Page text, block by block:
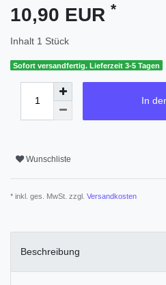
10,90 EUR *
Inhalt 1 Stück
Sofort versandfertig. Lieferzeit 3-5 Tagen
In
Wunschliste
* inkl. ges. MwSt. zzgl. Versandkosten
Beschreibung